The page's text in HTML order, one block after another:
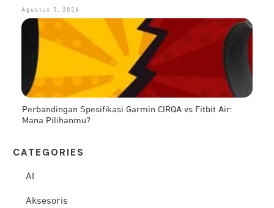
Agustus 5, 2026
Perbandingan Spesifikasi Garmin CIRQA vs Fitbit Air:
Mana Pilihanmu?
CATEG ORIES
AI
Aksesoris